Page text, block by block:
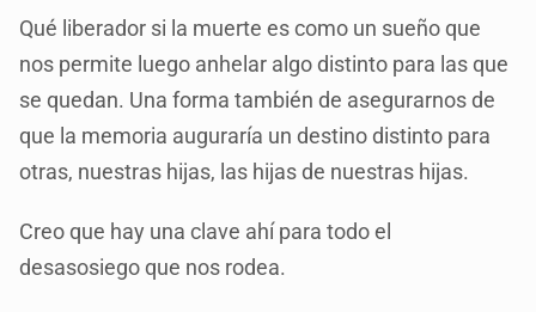
Qué liberador si la muerte es como un sueño que
nos permite luego anhelar algo distinto para las que
se quedan. Una forma también de asegurarnos de
que la memoria auguraría un destino distinto para
otras, nuestras hijas, las hijas de nuestras hijas.
Creo que hay una clave ahí para todo el
desasosiego que nos rodea.